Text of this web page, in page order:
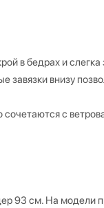
в бедрах и слегка
завязки внизу
сочетаются с
93 см. На модели